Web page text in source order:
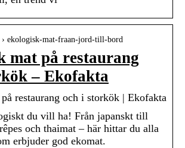
› ekologisk-mat-fraan-jord-till-bord
mat på restaurang
– Ekofakta
restaurang och i storkök | Ekofakta
du vill ha! Från japanskt till
och thaimat – här hittar du alla
erbjuder god ekomat.